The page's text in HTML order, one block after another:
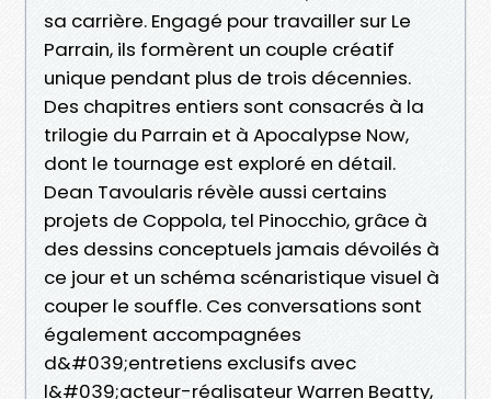
sa carrière. Engagé pour travailler sur Le
Parrain, ils formèrent un couple créatif
unique pendant plus de trois décennies.
Des chapitres entiers sont consacrés à la
trilogie du Parrain et à Apocalypse Now,
dont le tournage est exploré en détail.
Dean Tavoularis révèle aussi certains
projets de Coppola, tel Pinocchio, grâce à
des dessins conceptuels jamais dévoilés à
ce jour et un schéma scénaristique visuel à
couper le souffle. Ces conversations sont
également accompagnées
d&#039;entretiens exclusifs avec
l&#039;acteur-réalisateur Warren Beatty,